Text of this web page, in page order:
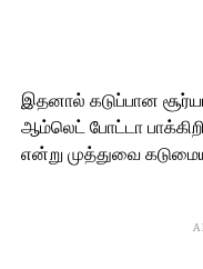
இதனால் கடுப்பான
ஆம்லெட் போட்டா
என்று முத்துவை